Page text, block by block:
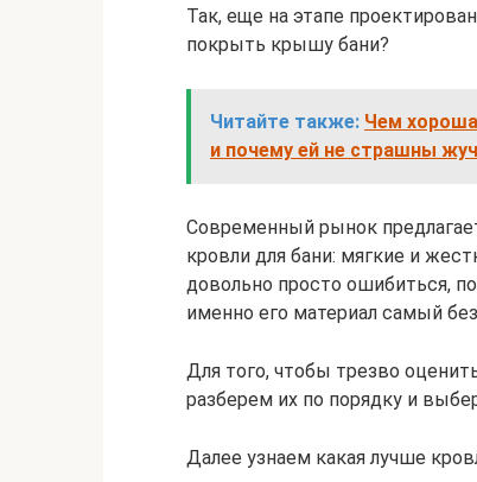
Так, еще на этапе
покрыть крышу бани?
Читайте также: Чем
и почему ей не страшны
Современный рынок
кровли для бани: мягкие и
довольно просто ошибиться,
именно его материал самый
Для того, чтобы трезво
разберем их по порядку и
Далее узнаем какая лучше